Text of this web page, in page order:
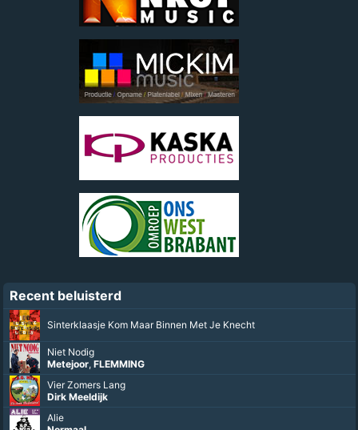
Recent beluisterd
Sinterklaasje Kom Maar Binnen Met Je Knecht
Niet Nodig
Metejoor, FLEMMING
Vier Zomers Lang
Dirk Meeldijk
Alie